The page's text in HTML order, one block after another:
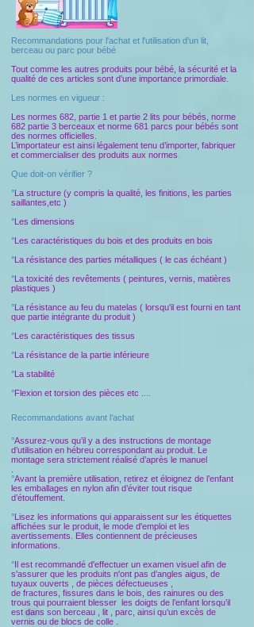
Recommandations pour l'achat et l'utilisation d’un lit,
berceau ou parc pour bébé
Tout comme les autres produits pour bébé, la sécurité et la
qualité de ces articles sont d’une importance primordiale.
Les normes en vigueur :
Les normes 682, partie 1 et partie 2 lits pour bébés, norme
682 partie 3 berceaux et norme 681 parcs pour bébés sont
des normes officielles.
L’importateur est ainsi légalement tenu d’importer, fabriquer
et commercialiser des produits aux normes
Que doit-on vérifier ?
°La structure (y compris la qualité, les finitions, les parties
saillantes,etc )
°Les dimensions
°Les caractéristiques du bois et des produits en bois
°La résistance des parties métalliques ( le cas échéant )
°La toxicité des revêtements ( peintures, vernis, matières
plastiques )
°La résistance au feu du matelas ( lorsqu'il est fourni en tant
que partie intégrante du produit )
°Les caractéristiques des tissus
°La résistance de la partie inférieure
°La stabilité
°Flexion et torsion des pièces etc .
Recommandations avant l’achat
°Assurez-vous qu’il y a des instructions de montage
d’utilisation en hébreu correspondant au produit. Le
montage sera strictement réalisé d’après le manuel
°Avant la première utilisation, retirez et éloignez de l’enfant
les emballages en nylon afin d’éviter tout risque
d’étouffement.
°Lisez les informations qui apparaissent sur ​​les étiquettes
affichées sur le produit, le mode d'emploi et les
avertissements. Elles contiennent de précieuses
informations.
°Il est recommandé d'effectuer un examen visuel afin de
s'assurer que les produits n'ont pas d’angles aigus, de
tuyaux ouverts , de pièces défectueuses ,
de fractures, fissures dans le bois, des rainures ou des
trous qui pourraient blesser les doigts de l’enfant lorsqu’il
est dans son berceau , lit , parc, ainsi qu’un excès de
vernis ou de blocs de colle .